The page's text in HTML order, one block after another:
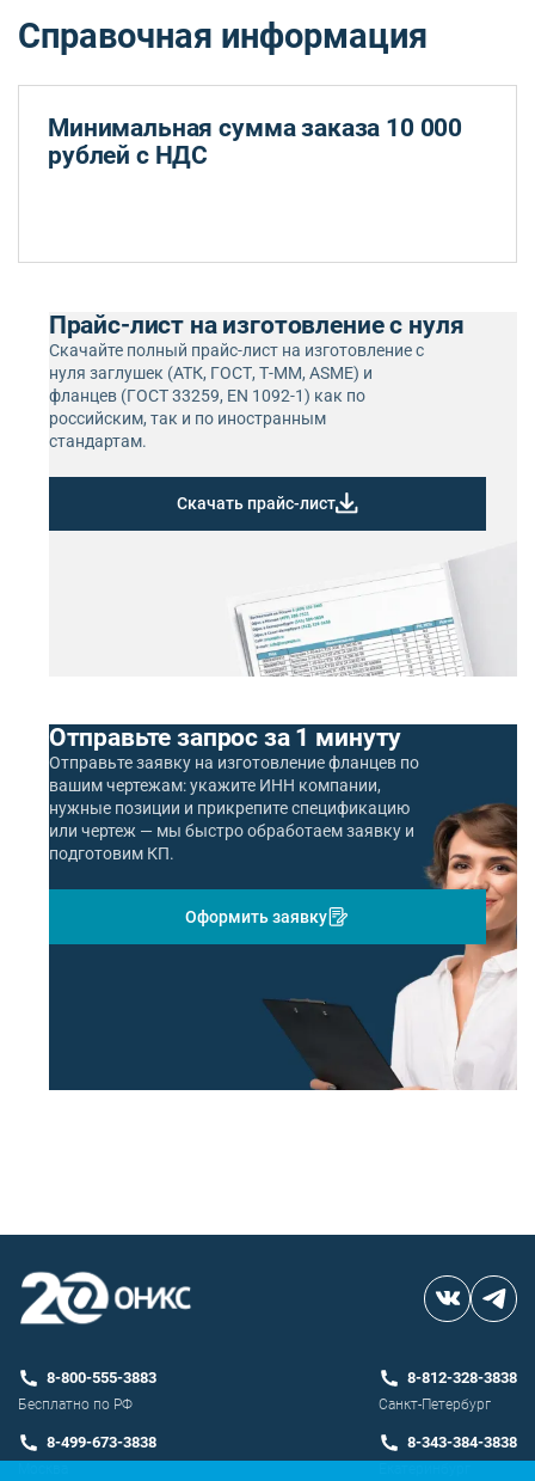
Справочная информация
Минимальная сумма заказа 10 000
рублей с НДС
Прайс-лист на изготовление с нуля
Скачайте полный прайс-лист на изготовление с
нуля заглушек (АТК, ГОСТ, Т-ММ, ASME) и
фланцев (ГОСТ 33259, EN 1092-1) как по
российским, так и по иностранным
стандартам.
Скачать прайс-лист
Отправьте запрос за 1 минуту
Отправьте заявку на изготовление фланцев по
вашим чертежам: укажите ИНН компании,
нужные позиции и прикрепите спецификацию
или чертеж — мы быстро обработаем заявку и
подготовим КП.
Оформить заявку
8-800-555-3883
Бесплатно по РФ
8-812-328-3838
Санкт-Петербург
8-499-673-3838 8-343-384-3838